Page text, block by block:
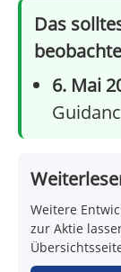
Das
6. Mai
Weitere
zur Aktie